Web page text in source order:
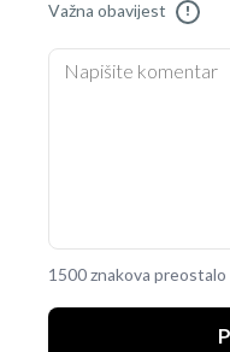
Važna obavijest !
1500 znakova preostalo